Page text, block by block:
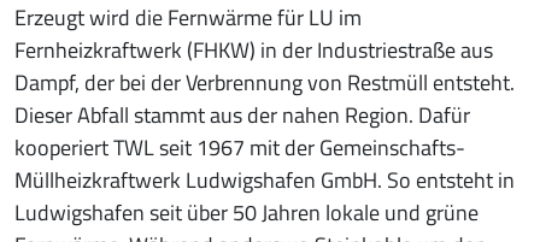
Erzeugt wird die Fernwärme für LU im
Fernheizkraftwerk (FHKW) in der Industriestraße aus
Dampf, der bei der Verbrennung von Restmüll entsteht.
Dieser Abfall stammt aus der nahen Region. Dafür
kooperiert TWL seit 1967 mit der Gemeinschafts-
Müllheizkraftwerk Ludwigshafen GmbH. So entsteht in
Ludwigshafen seit über 50 Jahren lokale und grüne